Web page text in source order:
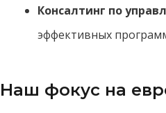
Консалтинг по
эффективных
Наш фокус на